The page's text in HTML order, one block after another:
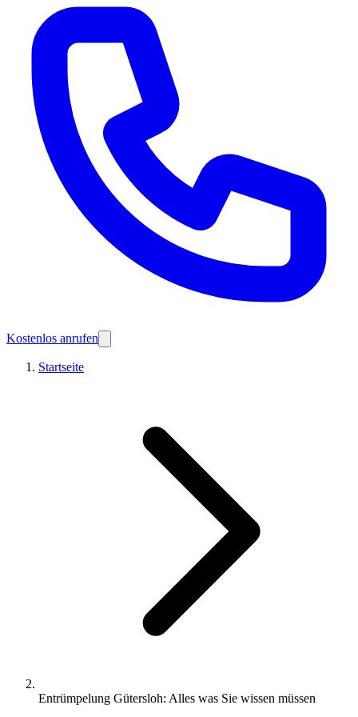
Kostenlos anrufen
Startseite
Entrümpelung Gütersloh: Alles was Sie wissen müssen